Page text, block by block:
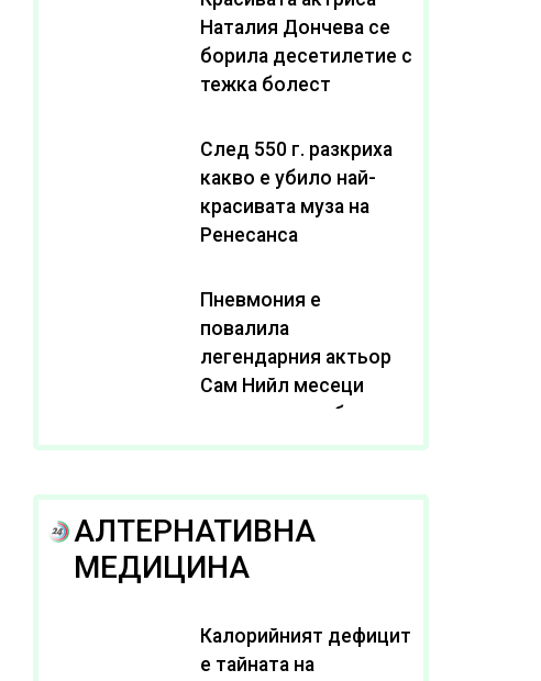
Наталия Дончева се
борила десетилетие с
тежка болест
След 550 г. разкриха
какво е убило най-
красивата муза на
Ренесанса
Пневмония е
повалила
легендарния актьор
Сам Нийл месеци
след като пребори
рака
АЛТЕРНАТИВНА
МЕДИЦИНА
Калорийният дефицит
е тайната на